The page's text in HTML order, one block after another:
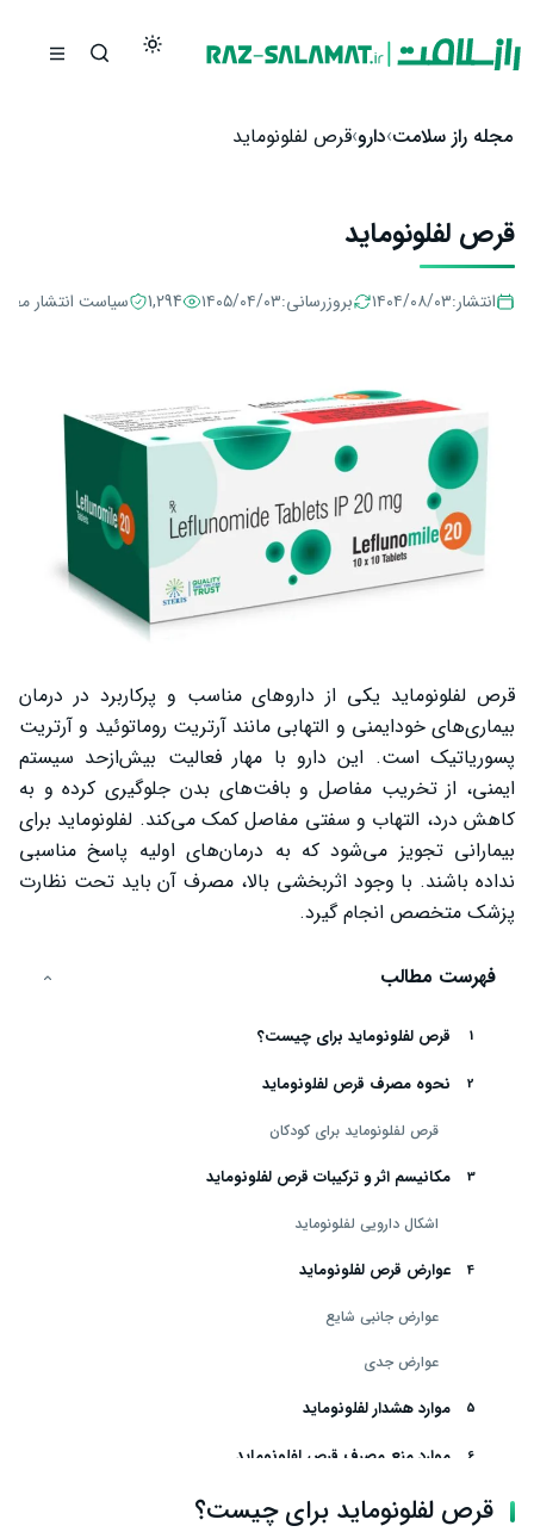
مجله راز سلامت دارو قرص لفلونوماید
قرص لفلونوماید
انتشار:۱۴۰۴/۰۸/۰۳ بروزرسانی:۱۴۰۵/۰۴/۰۳ 1,294 سیاست انتشار
قرص لفلونوماید یکی از داروهای مناسب و پرکاربرد در درمان
بیماری‌های خودایمنی و التهابی مانند آرتریت روماتوئید و آرتریت
پسوریاتیک است. این دارو با مهار فعالیت بیش‌ازحد سیستم
ایمنی، از تخریب مفاصل و بافت‌های بدن جلوگیری کرده و به
کاهش درد، التهاب و سفتی مفاصل کمک می‌کند. لفلونوماید برای
بیمارانی تجویز می‌شود که به درمان‌های اولیه پاسخ مناسبی
نداده باشند. با وجود اثربخشی بالا، مصرف آن باید تحت نظارت
پزشک متخصص انجام گیرد.
فهرست مطالب
قرص لفلونوماید برای چیست؟
نحوه مصرف قرص لفلونوماید
قرص لفلونوماید برای کودکان
مکانیسم اثر و ترکیبات قرص لفلونوماید
اشکال دارویی لفلونوماید
عوارض قرص لفلونوماید
عوارض جانبی شایع
عوارض جدی
موارد هشدار لفلونوماید
موارد منع مصرف قرص لفلونوماید
قرص لفلونوماید در بارداری
قرص لفلونوماید برای چیست؟